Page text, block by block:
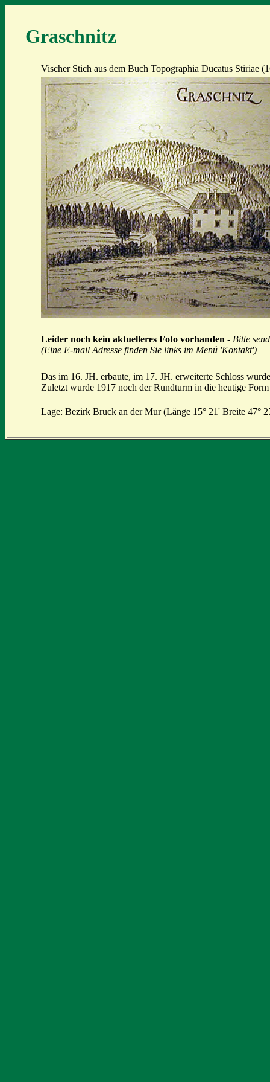
Graschnitz
Vischer Stich aus dem Buch Topographia Ducatus Stiriae
Leider noch kein aktuelleres Foto vorhanden- Bitte
(Eine E-mail Adresse finden Sie links im Menü 'Kontakt')
Das im 16. JH. erbaute, im 17. JH. erweiterte Schloss
Zuletzt wurde 1917 noch der Rundturm in die heutige Form
Lage: Bezirk Bruck an der Mur (Länge 15° 21' Breite 47°